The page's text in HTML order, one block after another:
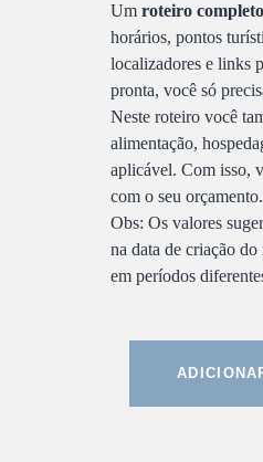
Um roteiro
horários, pontos
localizadores e links
pronta, você só
Neste roteiro você
alimentação,
aplicável. Com isso,
com o seu orçamento.
Obs: Os valores
na data de criação
em períodos